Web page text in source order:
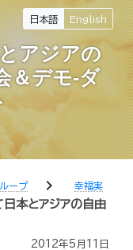
日本語 English
アジアの
＆デモ-ダ
ープ chevron_right
幸福実
本とアジアの自由
2012年5月11日